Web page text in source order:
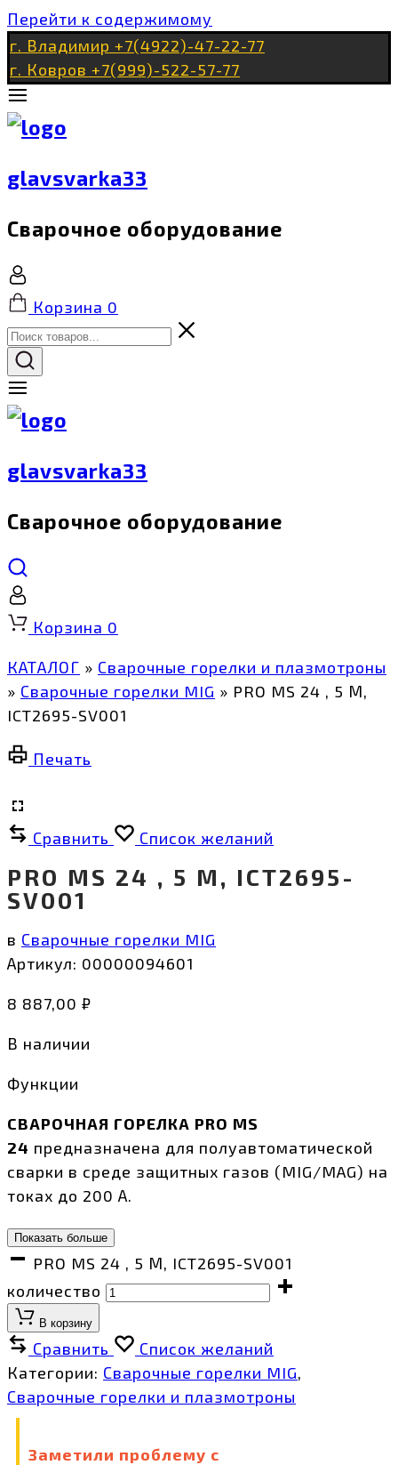
Перейти к содержимому
г. Владимир +7(4922)-47-22-77
г. Ковров +7(999)-522-57-77
glavsvarka33
Сварочное оборудование
Корзина 0
glavsvarka33
Сварочное оборудование
Корзина 0
КАТАЛОГ » Сварочные горелки и плазмотроны
» Сварочные горелки MIG » PRO MS 24 , 5 М,
ICT2695-SV001
Печать
Сравнить Список желаний
PRO MS 24 , 5 М, ICT2695-
SV001
в Сварочные горелки MIG
Артикул: 00000094601
8 887,00 ₽
В наличии
Функции
СВАРОЧНАЯ ГОРЕЛКА PRO MS
24 предназначена для полуавтоматической
сварки в среде защитных газов (MIG/MAG) на
токах до 200 А.
Показать больше
PRO MS 24 , 5 М, ICT2695-SV001
количество
В корзину
Сравнить
Список желаний
Категории: Сварочные горелки MIG,
Сварочные горелки и плазмотроны
Заметили проблему с